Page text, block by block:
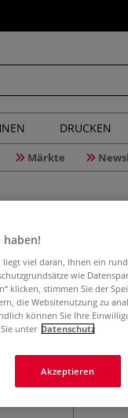
DRUCKEN
Märkte
Mehr
haben!
viel daran, Ihnen ein
wie
klicken, stimmen Sie der
die Websitenutzung zu
können Sie Ihre
unter Datenschutz
Akzeptieren